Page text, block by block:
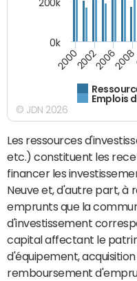
Emplois
2000200220062008
0k
200k
© JDN 2026
Les ressources
etc.) constituent les
financer les
Neuve et, d'autre part, à
emprunts que la
d'investissement
capital affectant le
d'équipement,
remboursement